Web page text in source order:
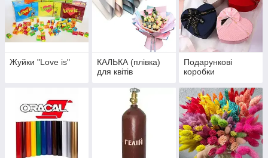
Жуйки "Love is"
КАЛЬКА (плівка)
для квітів
Подарункові
коробки